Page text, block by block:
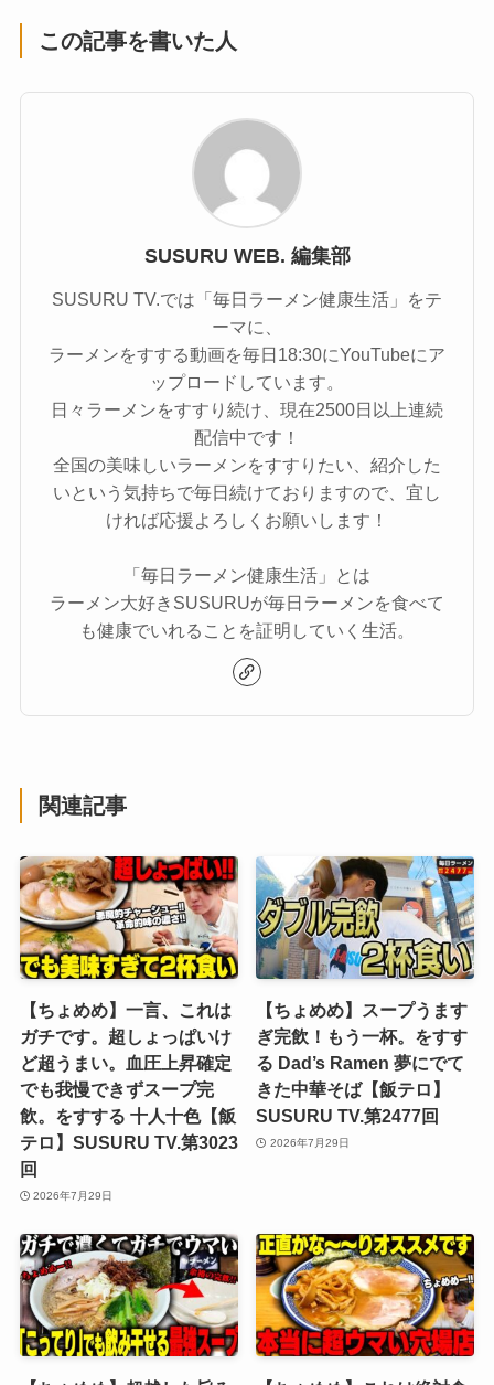
この記事を書いた人
SUSURU WEB. 編集部
SUSURU TV.では「毎日ラーメン健康生活」をテ
ーマに、
ラーメンをすする動画を毎日18:30にYouTubeにア
ップロードしています。
日々ラーメンをすすり続け、現在2500日以上連続
配信中です！
全国の美味しいラーメンをすすりたい、紹介した
いという気持ちで毎日続けておりますので、宜し
ければ応援よろしくお願いします！
「毎日ラーメン健康生活」とは
ラーメン大好きSUSURUが毎日ラーメンを食べて
も健康でいれることを証明していく生活。
関連記事
【ちょめめ】一言、これは
ガチです。超しょっぱいけ
ど超うまい。血圧上昇確定
でも我慢できずスープ完
飲。をすする 十人十色【飯
テロ】SUSURU TV.第3023
回
2026年7月29日
【ちょめめ】スープうます
ぎ完飲！もう一杯。をすす
る Dad’s Ramen 夢にでて
きた中華そば【飯テロ】
SUSURU TV.第2477回
2026年7月29日